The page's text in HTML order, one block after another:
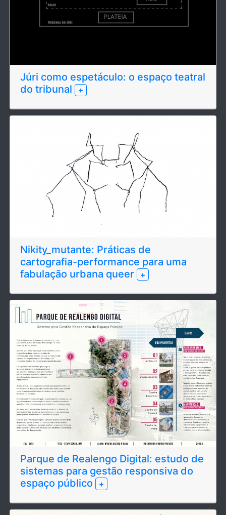
Júri como espetáculo: o espaço teatral
do tribunal
+
Nikity_mutante: Práticas de
cartografia-performance para uma
fabulação urbana queer
+
Parque de Realengo Digital: estudo de
sistemas para gestão responsiva do
espaço público
+